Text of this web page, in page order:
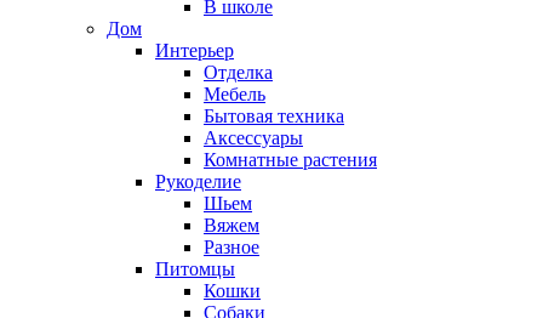
В школе
Дом
Интерьер
Отделка
Мебель
Бытовая техника
Аксессуары
Комнатные растения
Рукоделие
Шьем
Вяжем
Разное
Питомцы
Кошки
Собаки